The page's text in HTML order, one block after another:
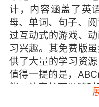
计，内容涵盖了英
母、单词、句子、
过互动式的游戏、
习兴趣。其免费版
供了大量的学习资
值得一提的是，
能，让家长可以随
款推荐的是